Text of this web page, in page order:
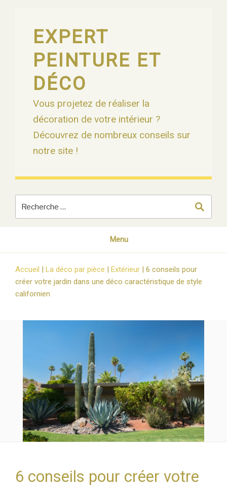
EXPERT
PEINTURE ET
DÉCO
Vous projetez de réaliser la
décoration de votre intérieur ?
Découvrez de nombreux conseils sur
notre site !
Menu
Accueil | La déco par pièce | Extérieur | 6 conseils pour
créer votre jardin dans une déco caractéristique de style
californien
6 conseils pour créer votre